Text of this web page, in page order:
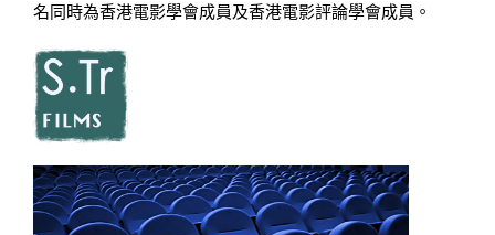
名同時為香港電影學會成員及香港電影評論學會成員。